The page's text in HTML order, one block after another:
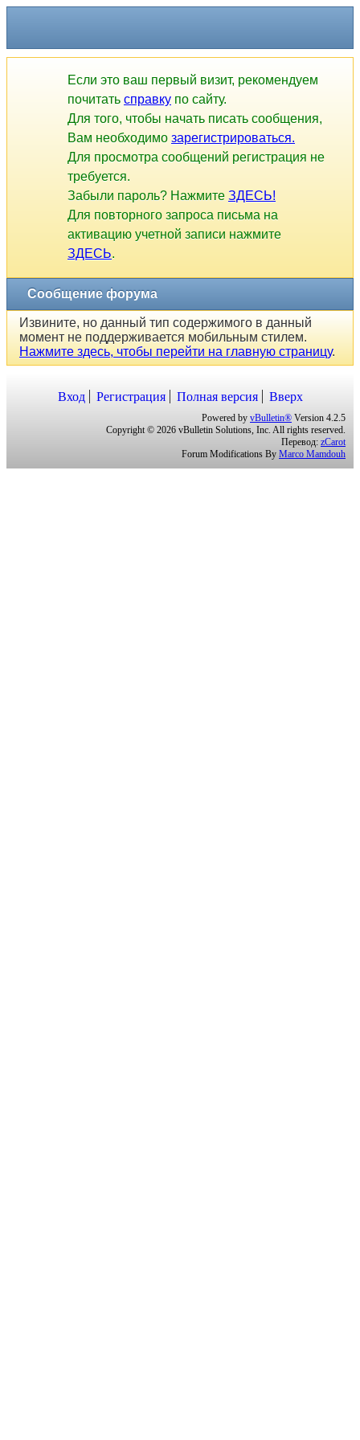
Если это ваш первый визит, рекомендуем
почитать справку по сайту.
Для того, чтобы начать писать сообщения,
Вам необходимо зарегистрироваться.
Для просмотра сообщений регистрация не
требуется.
Забыли пароль? Нажмите ЗДЕСЬ!
Для повторного запроса письма на
активацию учетной записи нажмите
ЗДЕСЬ.
Сообщение форума
Извините, но данный тип содержимого в данный
момент не поддерживается мобильным стилем.
Нажмите здесь, чтобы перейти на главную страницу.
Вход Регистрация Полная версия Вверх
Powered by vBulletin® Version 4.2.5
Copyright © 2026 vBulletin Solutions, Inc. All rights reserved.
Перевод: zCarot
Forum Modifications By Marco Mamdouh